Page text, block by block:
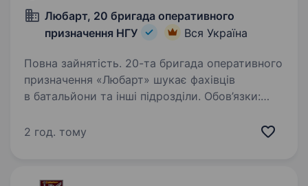
Любарт, 20 бригада оперативного
призначення НГУ
Вся Україна
Повна зайнятість. 20-та бригада оперативного
призначення «Любарт» шукає фахівців
в батальйони та інші підрозділи. Обов’язки:
зброєю в складі відділення; Забезпечення
2 год. тому